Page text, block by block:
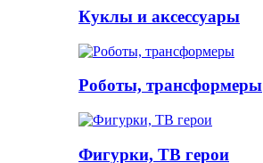
Куклы и аксессуары
Роботы, трансформеры
Фигурки, ТВ герои